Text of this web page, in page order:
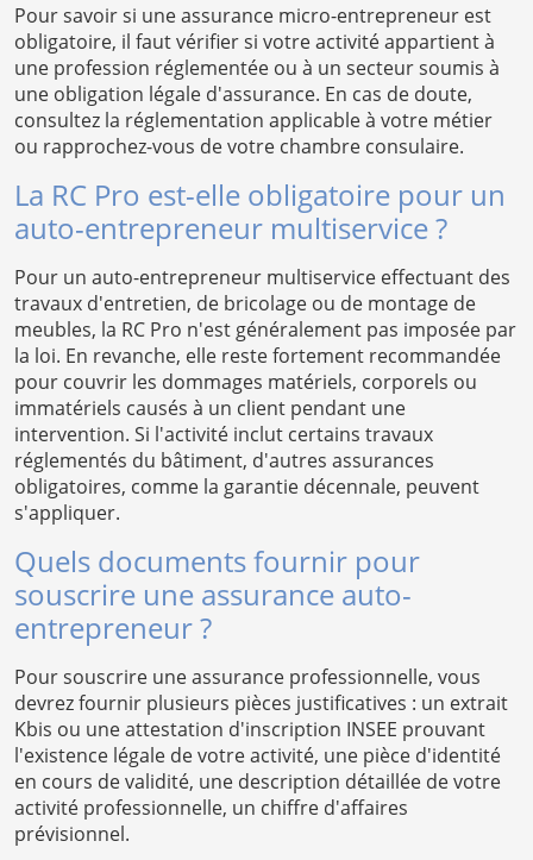
Pour savoir si une assurance micro-entrepreneur est
obligatoire, il faut vérifier si votre activité appartient à
une profession réglementée ou à un secteur soumis à
une obligation légale d'assurance. En cas de doute,
consultez la réglementation applicable à votre métier
ou rapprochez-vous de votre chambre consulaire.
La RC Pro est-elle obligatoire pour un
auto-entrepreneur multiservice ?
Pour un auto-entrepreneur multiservice effectuant des
travaux d'entretien, de bricolage ou de montage de
meubles, la RC Pro n'est généralement pas imposée par
la loi. En revanche, elle reste fortement recommandée
pour couvrir les dommages matériels, corporels ou
immatériels causés à un client pendant une
intervention. Si l'activité inclut certains travaux
réglementés du bâtiment, d'autres assurances
obligatoires, comme la garantie décennale, peuvent
s'appliquer.
Quels documents fournir pour
souscrire une assurance auto-
entrepreneur ?
Pour souscrire une assurance professionnelle, vous
devrez fournir plusieurs pièces justificatives : un extrait
Kbis ou une attestation d'inscription INSEE prouvant
l'existence légale de votre activité, une pièce d'identité
en cours de validité, une description détaillée de votre
activité professionnelle, un chiffre d'affaires
prévisionnel.